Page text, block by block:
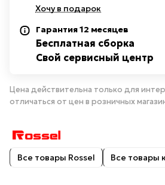
Хочу в подарок
Гарантия 12 месяцев
Бесплатная сборка
Свой сервисный центр
Цена действительна только для
отличаться от цен в розничных
Все товары Rossel Все товары